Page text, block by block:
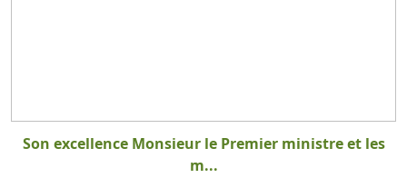
Son excellence Monsieur le Premier ministre et les
m...